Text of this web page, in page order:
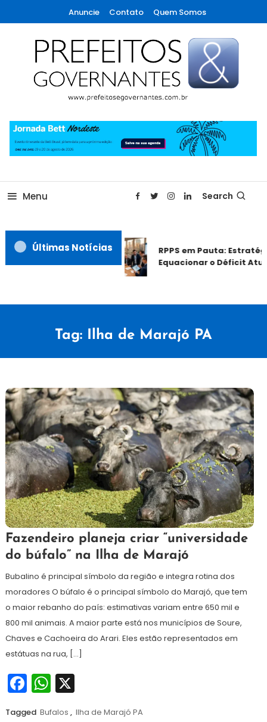
To
Content
Anuncie Contato Quem Somos
Prefeitos & Governantes
Menu Search
Últimas Notícias
RPPS em Pauta:
Equacionar o Déficit
Tag: Ilha de Marajó PA
31
de
dezembro
de
Maurilio
Fazendeiro planeja criar “universidade
do búfalo” na Ilha de Marajó
Bubalino é principal símbolo da região e integra rotina dos
moradores O búfalo é o principal símbolo do Marajó, que tem
o maior rebanho do país: estimativas variam entre 650 mil e
800 mil animais. A maior parte está nos municípios de Soure,
Chaves e Cachoeira do Arari. Eles estão representados em
estátuas na rua, […]
Facebook
WhatsApp
X
Tagged Bufalos , Ilha de Marajó PA